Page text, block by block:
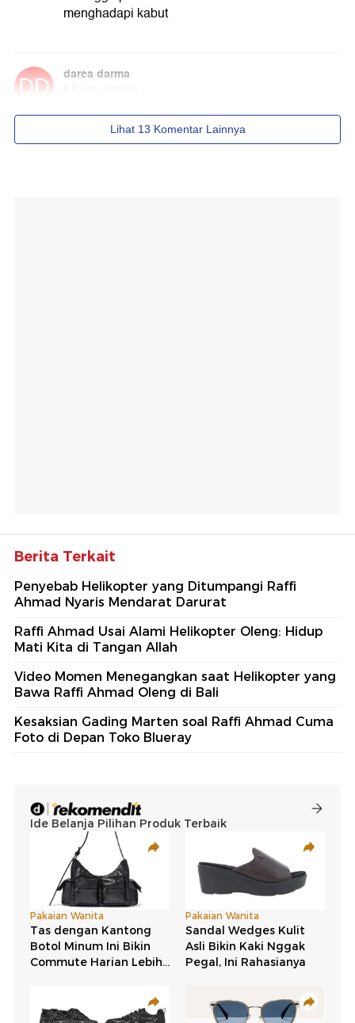
Berita Terkait
Penyebab Helikopter yang Ditumpangi Raffi
Ahmad Nyaris Mendarat Darurat
Raffi Ahmad Usai Alami Helikopter Oleng: Hidup
Mati Kita di Tangan Allah
Video Momen Menegangkan saat Helikopter yang
Bawa Raffi Ahmad Oleng di Bali
Kesaksian Gading Marten soal Raffi Ahmad Cuma
Foto di Depan Toko Blueray